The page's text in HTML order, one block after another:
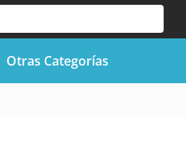
Otras Categorías